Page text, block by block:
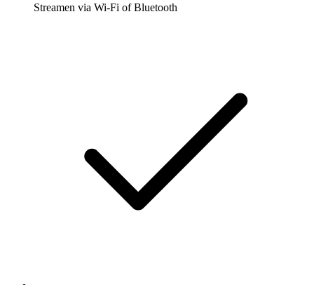
Streamen via Wi-Fi of Bluetooth